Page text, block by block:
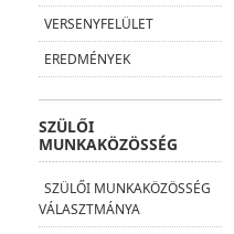
VERSENYFELÜLET
EREDMÉNYEK
SZÜLŐI
MUNKAKÖZÖSSÉG
SZÜLŐI MUNKAKÖZÖSSÉG
VÁLASZTMÁNYA